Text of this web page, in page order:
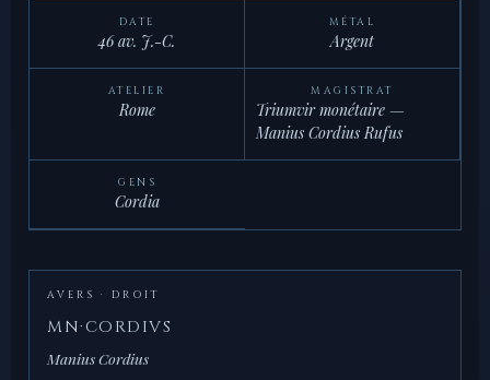
DATE
46 av. J.-C.
MÉTAL
Argent
ATELIER
Rome
MAGISTRAT
Triumvir monétaire —
Manius Cordius Rufus
GENS
Cordia
AVERS · DROIT
MN·CORDIVS
Manius Cordius